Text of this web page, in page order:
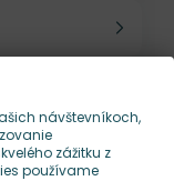
návštevníkoch,
zážitku z
používame